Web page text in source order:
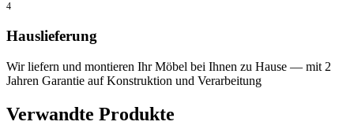
4
Hauslieferung
Wir liefern und montieren Ihr Möbel bei Ihnen zu Hause — mit 2
Jahren Garantie auf Konstruktion und Verarbeitung
Verwandte Produkte